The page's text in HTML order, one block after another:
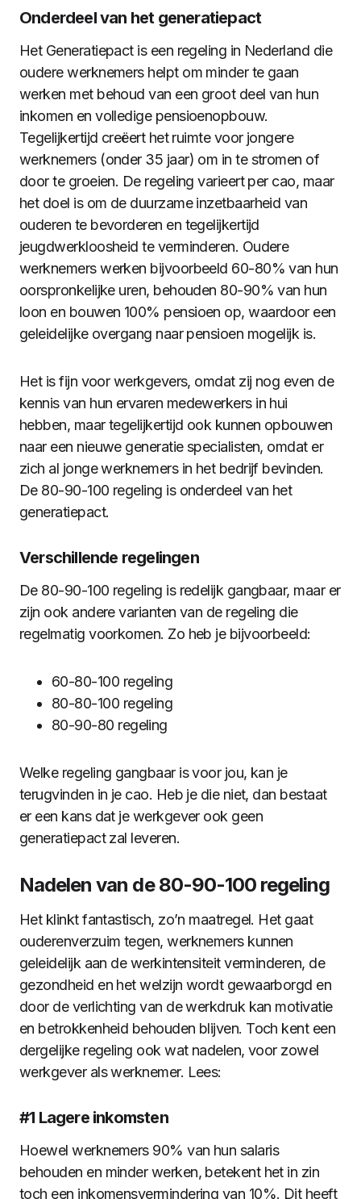
Onderdeel van het generatiepact
Het Generatiepact is een regeling in Nederland die
oudere werknemers helpt om minder te gaan
werken met behoud van een groot deel van hun
inkomen en volledige pensioenopbouw.
Tegelijkertijd creëert het ruimte voor jongere
werknemers (onder 35 jaar) om in te stromen of
door te groeien. De regeling varieert per cao, maar
het doel is om de duurzame inzetbaarheid van
ouderen te bevorderen en tegelijkertijd
jeugdwerkloosheid te verminderen. Oudere
werknemers werken bijvoorbeeld 60-80% van hun
oorspronkelijke uren, behouden 80-90% van hun
loon en bouwen 100% pensioen op, waardoor een
geleidelijke overgang naar pensioen mogelijk is.
Het is fijn voor werkgevers, omdat zij nog even de
kennis van hun ervaren medewerkers in hui
hebben, maar tegelijkertijd ook kunnen opbouwen
naar een nieuwe generatie specialisten, omdat er
zich al jonge werknemers in het bedrijf bevinden.
De 80-90-100 regeling is onderdeel van het
generatiepact.
Verschillende regelingen
De 80-90-100 regeling is redelijk gangbaar, maar er
zijn ook andere varianten van de regeling die
regelmatig voorkomen. Zo heb je bijvoorbeeld:
60-80-100 regeling
80-80-100 regeling
80-90-80 regeling
Welke regeling gangbaar is voor jou, kan je
terugvinden in je cao. Heb je die niet, dan bestaat
er een kans dat je werkgever ook geen
generatiepact zal leveren.
Nadelen van de 80-90-100 regeling
Het klinkt fantastisch, zo’n maatregel. Het gaat
ouderenverzuim tegen, werknemers kunnen
geleidelijk aan de werkintensiteit verminderen, de
gezondheid en het welzijn wordt gewaarborgd en
door de verlichting van de werkdruk kan motivatie
en betrokkenheid behouden blijven. Toch kent een
dergelijke regeling ook wat nadelen, voor zowel
werkgever als werknemer. Lees:
#1 Lagere inkomsten
Hoewel werknemers 90% van hun salaris
behouden en minder werken, betekent het in zin
toch een inkomensvermindering van 10%. Dit heeft